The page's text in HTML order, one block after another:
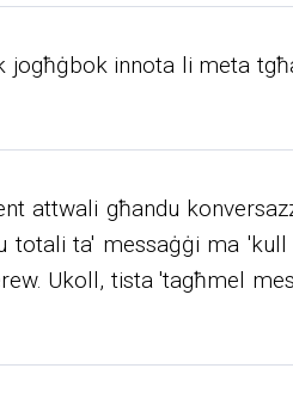
innota li meta
attwali għandu
ta' messaġġi ma
Ukoll, tista 'tagħmel